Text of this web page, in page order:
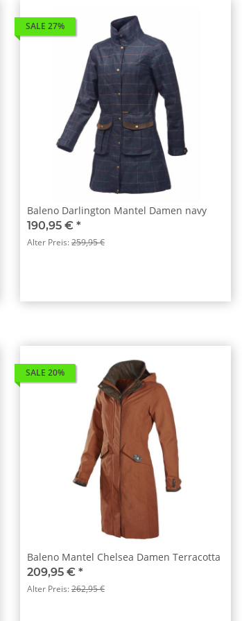
SALE 27%
Baleno Darlington Mantel Damen navy
190,95 € *
Alter Preis:259,95 €
SALE 20%
Baleno Mantel Chelsea Damen Terracotta
209,95 € *
Alter Preis:262,95 €